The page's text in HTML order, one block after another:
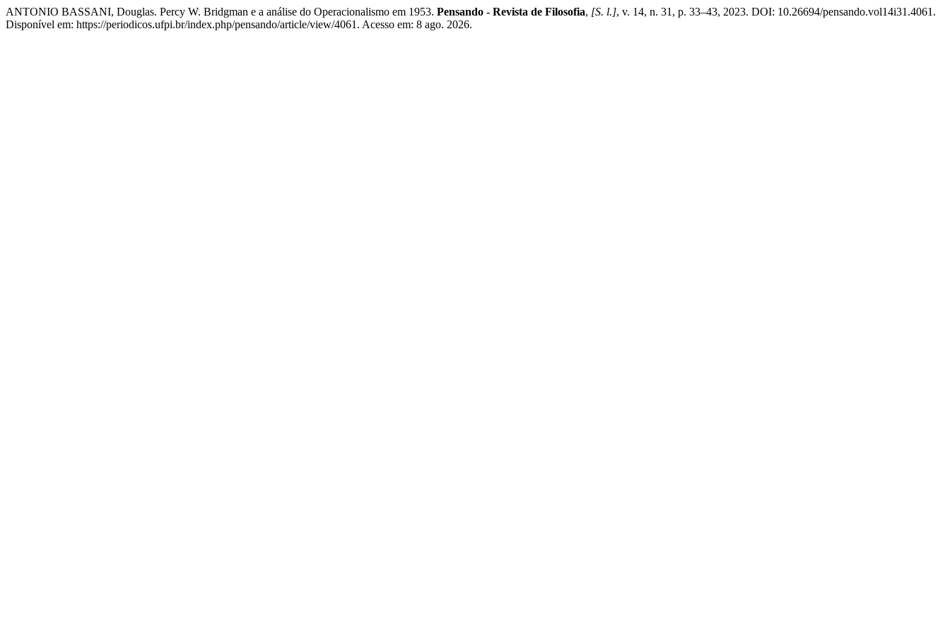
ANTONIO BASSANI, Douglas. Percy W. Bridgman e a análise do Operacionalismo em 1953. Pensando - Revista de Filosofia, [S. l.], v. 14, n. 31, p. 33–43, 2023. DOI: 10.26694/pensando.vol14i31.4061.
Disponível em: https://periodicos.ufpi.br/index.php/pensando/article/view/4061. Acesso em: 8 ago. 2026.